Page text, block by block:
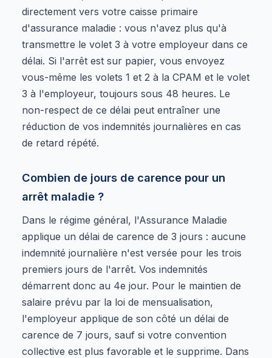
directement vers votre caisse primaire
d'assurance maladie : vous n'avez plus qu'à
transmettre le volet 3 à votre employeur dans ce
délai. Si l'arrêt est sur papier, vous envoyez
vous-même les volets 1 et 2 à la CPAM et le volet
3 à l'employeur, toujours sous 48 heures. Le
non-respect de ce délai peut entraîner une
réduction de vos indemnités journalières en cas
de retard répété.
Combien de jours de carence pour un
arrêt maladie ?
Dans le régime général, l'Assurance Maladie
applique un délai de carence de 3 jours : aucune
indemnité journalière n'est versée pour les trois
premiers jours de l'arrêt. Vos indemnités
démarrent donc au 4e jour. Pour le maintien de
salaire prévu par la loi de mensualisation,
l'employeur applique de son côté un délai de
carence de 7 jours, sauf si votre convention
collective est plus favorable et le supprime. Dans